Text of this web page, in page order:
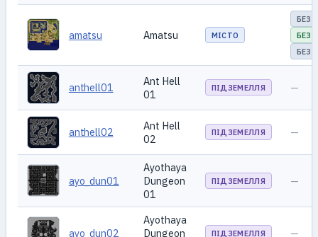
amatsu Amatsu МІСТО
БЕЗ
БЕЗ
БЕЗ
anthell01
Ant Hell
01
ПІДЗЕМЕЛЛЯ —
anthell02
Ant Hell
02
ПІДЗЕМЕЛЛЯ —
ayo_dun01
Ayothaya
Dungeon
01
ПІДЗЕМЕЛЛЯ —
ayo_dun02
Ayothaya
Dungeon
ПІДЗЕМЕЛЛЯ —